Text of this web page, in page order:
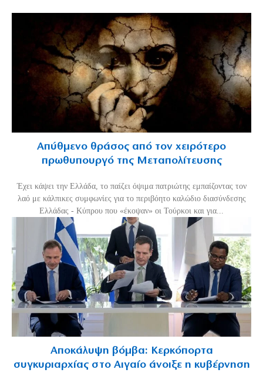
Απύθμενο θράσος από τον χειρότερο
πρωθυπουργό της Μεταπολίτευσης
Έχει κάψει την Ελλάδα, το παίζει όψιμα πατριώτης εμπαίζοντας τον
λαό με κάλπικες συμφωνίες για το περιβόητο καλώδιο διασύνδεσης
Ελλάδας - Κύπρου που «έκοψαν» οι Τούρκοι και για...
Αποκάλυψη βόμβα: Κερκόπορτα
συγκυριαρχίας στο Αιγαίο άνοιξε η κυβέρνηση